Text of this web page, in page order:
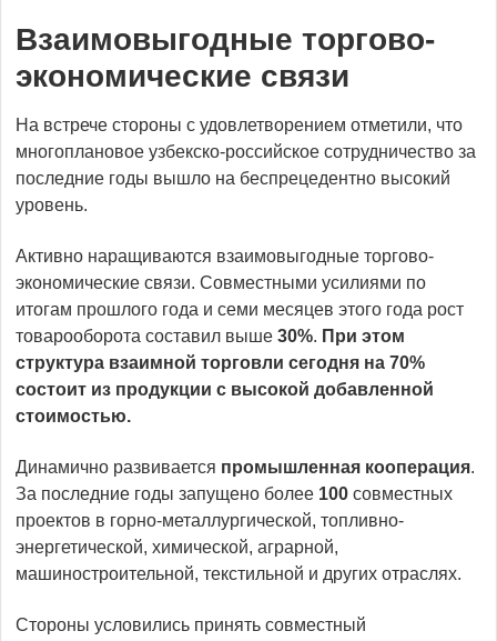
Взаимовыгодные торгово-
экономические связи
На встрече стороны с удовлетворением отметили, что
многоплановое узбекско-российское сотрудничество за
последние годы вышло на беспрецедентно высокий
уровень.
Активно наращиваются взаимовыгодные торгово-
экономические связи. Совместными усилиями по
итогам прошлого года и семи месяцев этого года рост
товарооборота составил выше 30%. При этом
структура взаимной торговли сегодня на 70%
состоит из продукции с высокой добавленной
стоимостью.
Динамично развивается промышленная кооперация.
За последние годы запущено более 100 совместных
проектов в горно-металлургической, топливно-
энергетической, химической, аграрной,
машиностроительной, текстильной и других отраслях.
Стороны условились принять совместный